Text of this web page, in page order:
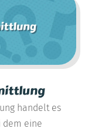
handelt es
dem eine